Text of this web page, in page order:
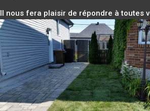
Il nous fera plaisir de répondre à toutes